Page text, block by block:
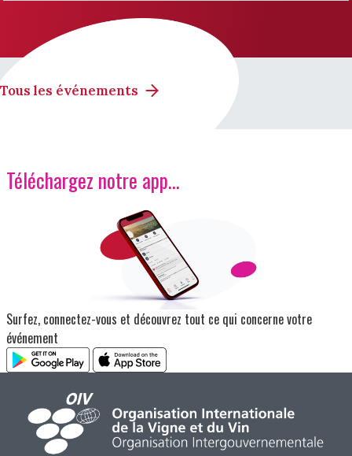
Tous les événements
Téléchargez notre app…
Surfez, connectez-vous et découvrez tout ce qui concerne votre
événement